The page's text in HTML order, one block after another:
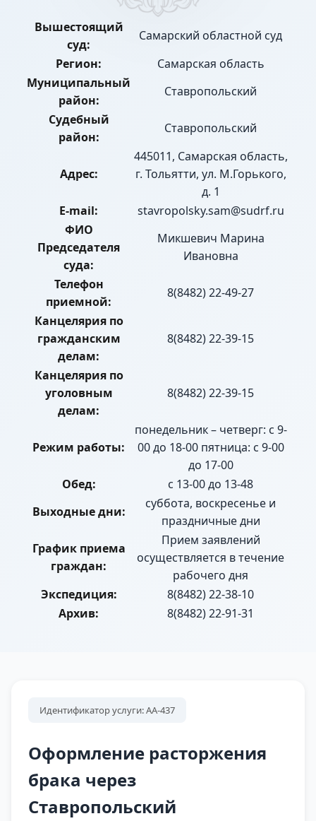
Вышестоящий
суд:
Самарский областной суд
Регион:
Самарская область
Муниципальный
район:
Ставропольский
Судебный
район:
Ставропольский
Адрес:
445011, Самарская область,
г. Тольятти, ул. М.Горького,
д. 1
E-mail:
stavropolsky.sam@sudrf.ru
ФИО
Председателя
суда:
Микшевич Марина
Ивановна
Телефон
приемной:
8(8482) 22-49-27
Канцелярия по
гражданским
делам:
8(8482) 22-39-15
Канцелярия по
уголовным
делам:
8(8482) 22-39-15
Режим работы:
понедельник – четверг: с 9-
00 до 18-00 пятница: с 9-00
до 17-00
Обед:
с 13-00 до 13-48
Выходные дни:
суббота, воскресенье и
праздничные дни
График приема
граждан:
Прием заявлений
осуществляется в течение
рабочего дня
Экспедиция:
8(8482) 22-38-10
Архив:
8(8482) 22-91-31
Идентификатор услуги: АА-437
Оформление расторжения
брака через
Ставропольский